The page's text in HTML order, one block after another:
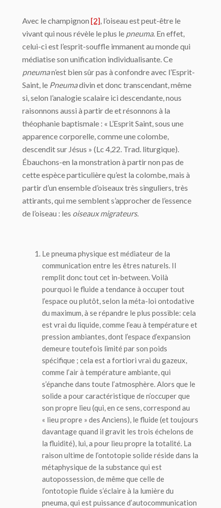
Avec le champignon [2], l’oiseau est peut-être le
vivant qui nous révèle le plus le pneuma. En effet,
celui-ci est l’esprit-souffle immanent au monde qui
médiatise son unification individualisante. Ce
pneuman’est bien sûr pas à confondre avec l’Esprit-
Saint, le Pneumadivin et donc transcendant, même
si, selon l’analogie scalaire ici descendante, nous
raisonnons aussi à partir de et résonnons à la
théophanie baptismale : « L’Esprit Saint, sous une
apparence corporelle, comme une colombe,
descendit sur Jésus » (Lc 4,22. Trad. liturgique).
Ébauchons-en la monstration à partir non pas de
cette espèce particulière qu’est la colombe, mais à
partir d’un ensemble d’oiseaux très singuliers, très
attirants, qui me semblent s’approcher de l’essence
de l’oiseau : les oiseaux migrateurs.
Lepneuma physique est médiateur de la
communication entre les êtres naturels. Il
remplit donc tout cet in-between. Voilà
pourquoi le fluide a tendance à occuper tout
l’espace ou plutôt, selon la méta-loi ontodative
du maximum, à se répandre le plus possible: cela
est vrai du liquide, comme l’eau à température et
pression ambiantes, dont l’espace d’expansion
demeure toutefois limité par son poids
spécifique ; cela est a fortiori vrai du gazeux,
comme l’air à température ambiante, qui
s’épanche dans toute l’atmosphère. Alors que le
solide a pour caractéristique de n’occuper que
son propre lieu (qui, en ce sens, correspond au
« lieu propre » des Anciens), le fluide (et toujours
davantage quand il gravit les trois échelons de
la fluidité), lui, a pour lieu propre la totalité. La
raison ultime de l’ontotopie solide réside dans la
métaphysique de la substance qui est
autopossession, de même que celle de
l’ontotopie fluide s’éclaire à la lumière du
pneuma, qui est puissance d’autocommunication